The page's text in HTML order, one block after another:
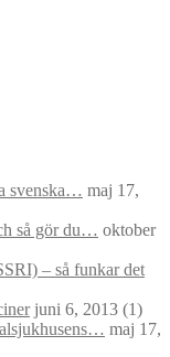
svenska… maj 17,
så gör du… oktober
– så funkar det
juni 6, 2013 (1)
maj 17,